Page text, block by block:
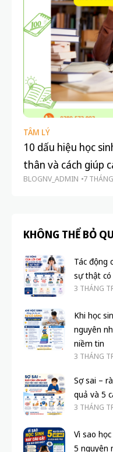
TÂM LÝ
10 dấu hiệu học
thân và cách giúp
BLOGNV_ADMIN 7
KHÔNG THỂ BỎ
Tác động
sự thật
3 THÁNG
Khi học
nguyên
niềm tin
3 THÁNG
Sợ sai –
quả và 5
3 THÁNG
Vì sao
5 nguyên